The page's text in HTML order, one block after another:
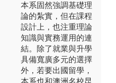
本系固然強調基礎理
論的紮實，但在課程
設計上，也注重理論
知識與實務運用的連
結。除了就業與升學
具備寬廣多元的選擇
外，若要出國留學，
本系也和澳洲名校昆